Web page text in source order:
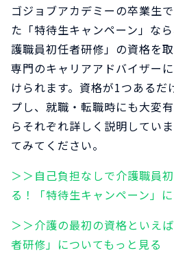
ゴジョブアカデミーの卒業生
た「特待生キャンペーン」な
護職員初任者研修」の資格を
専門のキャリアアドバイザー
けられます。資格が1つあるだ
プし、就職・転職時にも大変
らそれぞれ詳しく説明してい
てみてください。
＞＞自己負担なしで介護職員
る！「特待生キャンペーン」
＞＞介護の最初の資格といえ
者研修」についてもっと見る